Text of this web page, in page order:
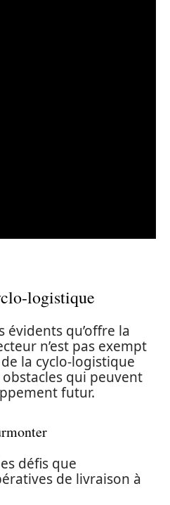
logistique
évidents qu’offre la
n’est pas exempt
la cyclo-logistique
qui peuvent
futur.
défis que
de livraison à